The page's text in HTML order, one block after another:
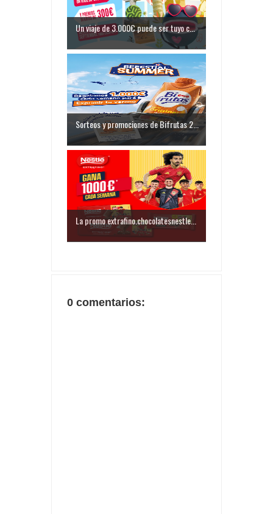
Un viaje de 3.000€ puede ser tuyo c...
Sorteos y promociones de Bifrutas 2...
La promo extrafino.chocolatesnestle...
0 comentarios: